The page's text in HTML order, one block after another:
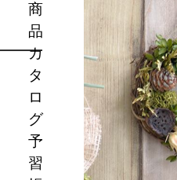
商
品
カ
タ
ロ
グ
予
習